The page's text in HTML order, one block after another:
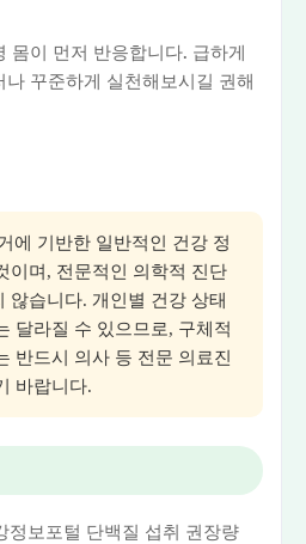
몸이 먼저 반응합니다. 급하게
꾸준하게 실천해보시길 권해
에 기반한 일반적인 건강 정
이며, 전문적인 의학적 진단
않습니다. 개인별 건강 상태
달라질 수 있으므로, 구체적
반드시 의사 등 전문 의료진
바랍니다.
정보포털 단백질 섭취 권장량